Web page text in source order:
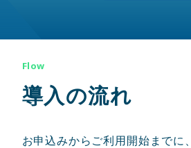
Flow
導入の流れ
お申込みからご利用開始までに、